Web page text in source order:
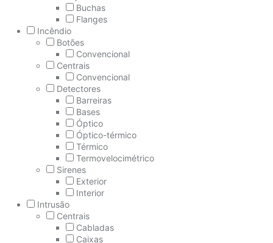
Buchas
Flanges
Incêndio
Botões
Convencional
Centrais
Convencional
Detectores
Barreiras
Bases
Óptico
Óptico-térmico
Térmico
Termovelocimétrico
Sirenes
Exterior
Interior
Intrusão
Centrais
Cabladas
Caixas